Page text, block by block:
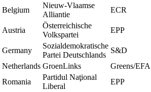
Belgium
Nieuw-Vlaamse
Alliantie
ECR
Austria
Österreichische
Volkspartei
EPP
Germany
Sozialdemokratische
Partei Deutschlands
S&D
Netherlands GroenLinks
Greens/EFA
Romania
Partidul Naţional
Liberal
EPP